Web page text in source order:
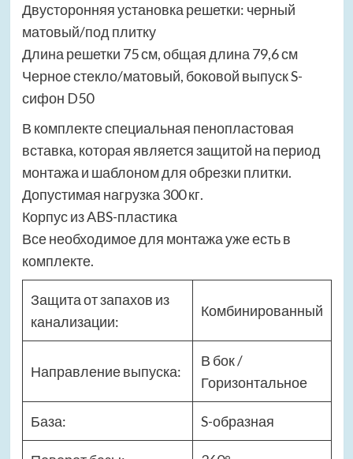
Двусторонняя установка решетки: черный
матовый/под плитку
Длина решетки 75 см, общая длина 79,6 см
Черное стекло/матовый, боковой выпуск S-
сифон D50
В комплекте специальная пенопластовая
вставка, которая является защитой на период
монтажа и шаблоном для обрезки плитки.
Допустимая нагрузка 300 кг.
Корпус из ABS-пластика
Все необходимое для монтажа уже есть в
комплекте.
Защита от запахов из
канализации:
Комбинированный
Направление выпуска:
В бок /
Горизонтальное
База: S-образная